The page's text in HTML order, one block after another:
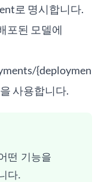
로 명시합니다.
포된 모델에
{deploymen
사용합니다.
떤 기능을
다.